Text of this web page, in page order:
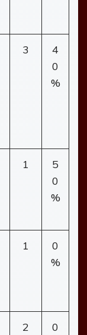
3
4
0
%
1
5
0
%
1
0
%
2
0